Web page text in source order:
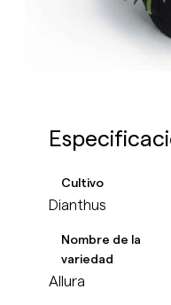
Cultivo
Dianthus
Nombre de la
variedad
Allura